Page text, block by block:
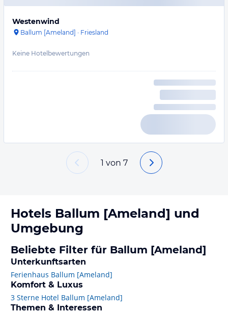
Westenwind
Ballum [Ameland] · Friesland
Keine Hotelbewertungen
1 von 7
Hotels Ballum [Ameland] und
Umgebung
Beliebte Filter für Ballum [Ameland]
Unterkunftsarten
Ferienhaus Ballum [Ameland]
Komfort & Luxus
3 Sterne Hotel Ballum [Ameland]
Themen & Interessen